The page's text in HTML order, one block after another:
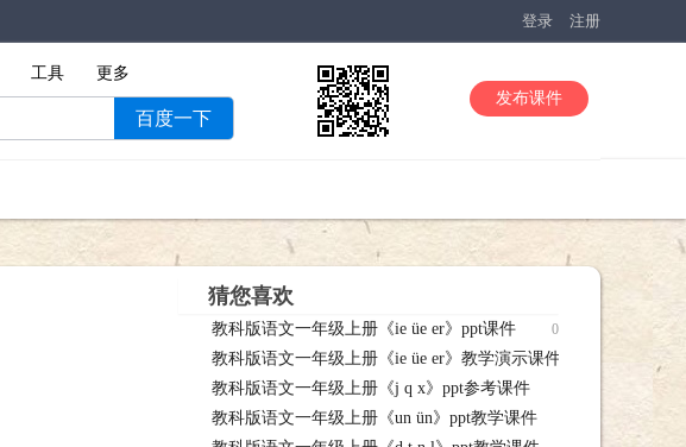
登录 注册
工具 更多
百度一下
发布课件
猜您喜欢
教科版语文一年级上册《ie üe er》ppt课件 03-03 教科版语文一
课件下载
教科版语文一年级上册《ie üe er》教学演示课件 03-03 教科
üe er》教学演示课件课件下载
教科版语文一年级上册《j q x》ppt参考课件
考课件课件下载
教科版语文一年级上册《un ün》ppt教学课件